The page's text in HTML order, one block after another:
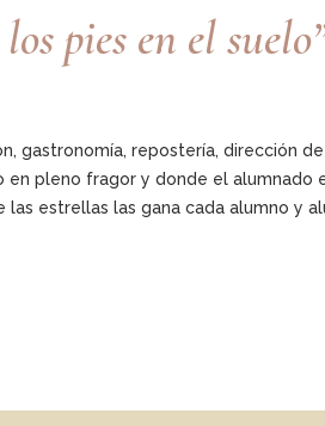
pies en el
gastronomía, repostería, dirección
pleno fragor y donde el alumnado
estrellas las gana cada alumno y